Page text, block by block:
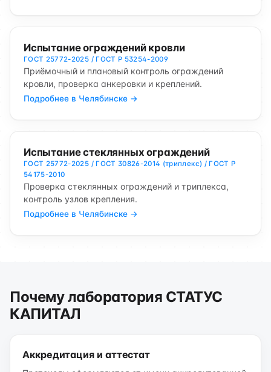
Испытание ограждений кровли
ГОСТ 25772-2025 / ГОСТ Р 53254-2009
Приёмочный и плановый контроль ограждений
кровли, проверка анкеровки и креплений.
Подробнее в Челябинске →
Испытание стеклянных ограждений
ГОСТ 25772-2025 / ГОСТ 30826-2014 (триплекс) / ГОСТ Р
54175-2010
Проверка стеклянных ограждений и триплекса,
контроль узлов крепления.
Подробнее в Челябинске →
Почему лаборатория СТАТУС
КАПИТАЛ
Аккредитация и аттестат